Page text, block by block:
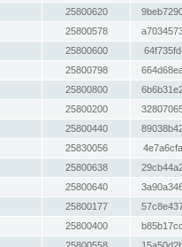
25800620
25800578
25800600
25800798
25800800
25800200
25800440
25830056
25800638
25800640
25800177
25800400